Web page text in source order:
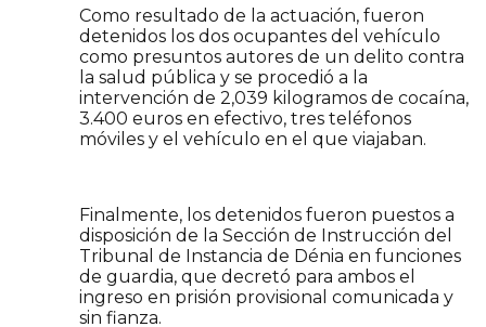
Como resultado de la actuación, fueron
detenidos los dos ocupantes del vehículo
como presuntos autores de un delito contra
la salud pública y se procedió a la
intervención de 2,039 kilogramos de cocaína,
3.400 euros en efectivo, tres teléfonos
móviles y el vehículo en el que viajaban.
Finalmente, los detenidos fueron puestos a
disposición de la Sección de Instrucción del
Tribunal de Instancia de Dénia en funciones
de guardia, que decretó para ambos el
ingreso en prisión provisional comunicada y
sin fianza.